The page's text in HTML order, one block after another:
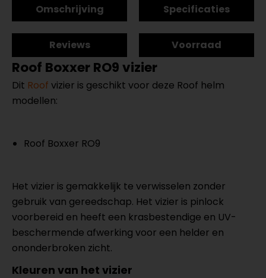
Omschrijving Specificaties
Reviews Voorraad
Roof Boxxer RO9 vizier
Dit Roof vizier is geschikt voor deze Roof helm
modellen:
Roof Boxxer RO9
Het vizier is gemakkelijk te verwisselen zonder
gebruik van gereedschap. Het vizier is pinlock
voorbereid en heeft een krasbestendige en UV-
beschermende afwerking voor een helder en
ononderbroken zicht.
Kleuren van het vizier